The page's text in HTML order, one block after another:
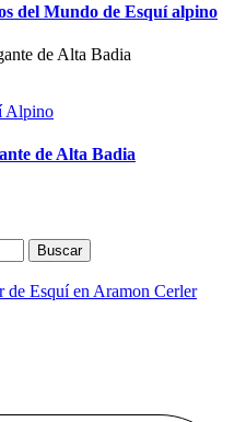
del Mundo de Esquí alpino
Alpino
de Alta Badia